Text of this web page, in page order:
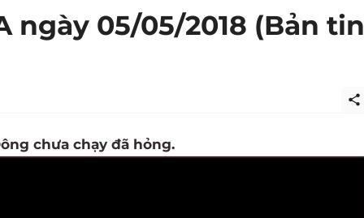
ngày 05/05/2018 (Bản tin
chưa chạy đã hỏng.